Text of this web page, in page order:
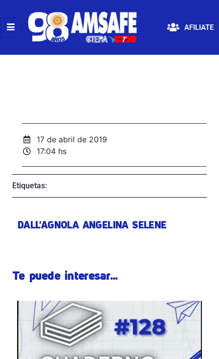
AFILIATE
17 de abril de 2019
17:04 hs
Etiquetas:
DALL'AGNOLA ANGELINA SELENE
Te puede interesar...